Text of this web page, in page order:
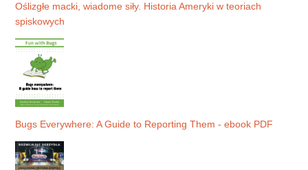
Oślizgłe macki, wiadome siły. Historia Ameryki w teoriach
spiskowych
Bugs Everywhere: A Guide to Reporting Them - ebook PDF